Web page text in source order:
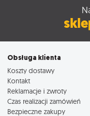
Obsługa klienta
Koszty dostawy
Kontakt
Reklamacje i zwroty
Czas realizacji zamówień
Bezpieczne zakupy